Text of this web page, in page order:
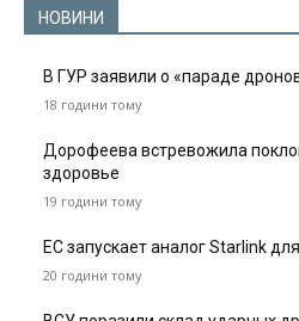
НОВИНИ
В ГУР заявили о «параде
18 години тому
Дорофеева встревожила
здоровье
19 години тому
ЕС запускает аналог Starlink
20 години тому